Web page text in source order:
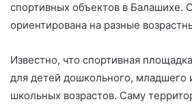
спортивных объектов в Балашихе.
ориентирована на разные
Известно, что спортивная
для детей дошкольного, младшего
школьных возрастов. Саму